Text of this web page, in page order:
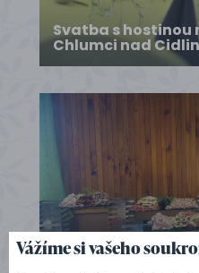
Svatba s hostinou
Chlumci nad
Celodenní
Vytiskovi
Vážíme si vašeho